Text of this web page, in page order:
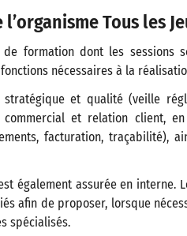
Tous les
de formation dont les sessions
nécessaires à la
et qualité (veille
et relation client,
facturation, traçabilité),
également assurée en interne.
afin de proposer, lorsque
spécialisés.